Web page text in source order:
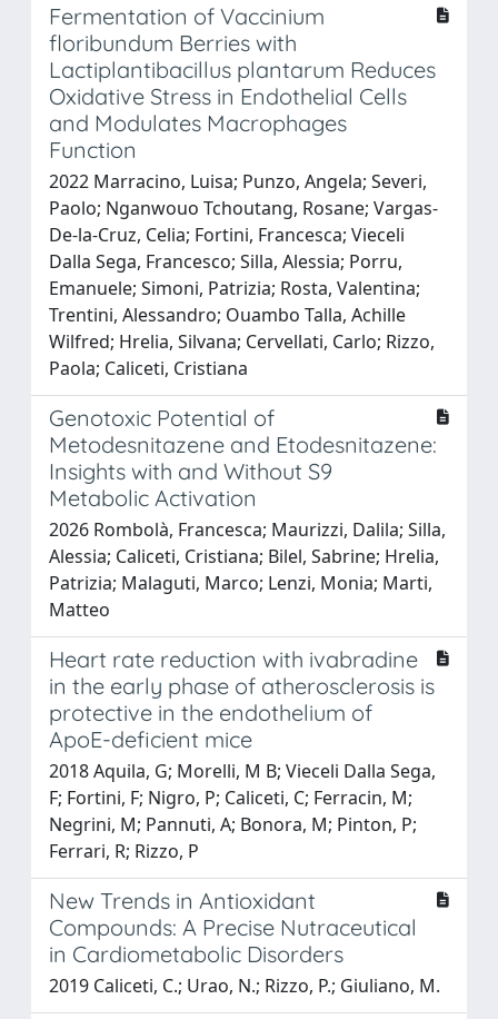
Fermentation of Vaccinium
floribundum Berries with
Lactiplantibacillus plantarum Reduces
Oxidative Stress in Endothelial Cells
and Modulates Macrophages
Function
2022 Marracino, Luisa; Punzo, Angela; Severi,
Paolo; Nganwouo Tchoutang, Rosane; Vargas-
De-la-Cruz, Celia; Fortini, Francesca; Vieceli
Dalla Sega, Francesco; Silla, Alessia; Porru,
Emanuele; Simoni, Patrizia; Rosta, Valentina;
Trentini, Alessandro; Ouambo Talla, Achille
Wilfred; Hrelia, Silvana; Cervellati, Carlo; Rizzo,
Paola; Caliceti, Cristiana
Genotoxic Potential of
Metodesnitazene and Etodesnitazene:
Insights with and Without S9
Metabolic Activation
2026 Rombolà, Francesca; Maurizzi, Dalila; Silla,
Alessia; Caliceti, Cristiana; Bilel, Sabrine; Hrelia,
Patrizia; Malaguti, Marco; Lenzi, Monia; Marti,
Matteo
Heart rate reduction with ivabradine
in the early phase of atherosclerosis is
protective in the endothelium of
ApoE-deficient mice
2018 Aquila, G; Morelli, M B; Vieceli Dalla Sega,
F; Fortini, F; Nigro, P; Caliceti, C; Ferracin, M;
Negrini, M; Pannuti, A; Bonora, M; Pinton, P;
Ferrari, R; Rizzo, P
New Trends in Antioxidant
Compounds: A Precise Nutraceutical
in Cardiometabolic Disorders
2019 Caliceti, C.; Urao, N.; Rizzo, P.; Giuliano, M.